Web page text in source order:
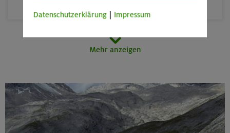
München und Umgebung (inkl. bayer. Voralpenraum)
26.-30.09.26
Mehr anzeigen
Datenschutzerklärung Impressum